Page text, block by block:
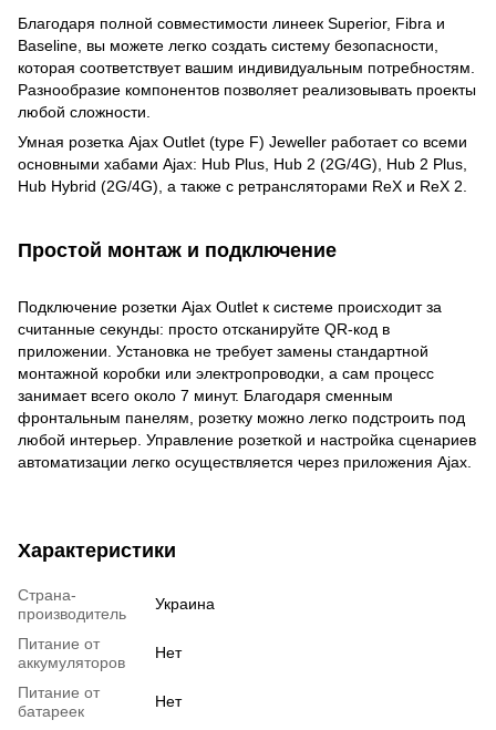
Благодаря полной совместимости линеек Superior, Fibra и
Baseline, вы можете легко создать систему безопасности,
которая соответствует вашим индивидуальным потребностям.
Разнообразие компонентов позволяет реализовывать проекты
любой сложности.
Умная розетка Ajax Outlet (type F) Jeweller работает со всеми
основными хабами Ajax: Hub Plus, Hub 2 (2G/4G), Hub 2 Plus,
Hub Hybrid (2G/4G), а также с ретрансляторами ReX и ReX 2.
Простой монтаж и подключение
Подключение розетки Ajax Outlet к системе происходит за
считанные секунды: просто отсканируйте QR-код в
приложении. Установка не требует замены стандартной
монтажной коробки или электропроводки, а сам процесс
занимает всего около 7 минут. Благодаря сменным
фронтальным панелям, розетку можно легко подстроить под
любой интерьер. Управление розеткой и настройка сценариев
автоматизации легко осуществляется через приложения Ajax.
Характеристики
Страна-
производитель
Украина
Питание от
аккумуляторов
Нет
Питание от
батареек
Нет